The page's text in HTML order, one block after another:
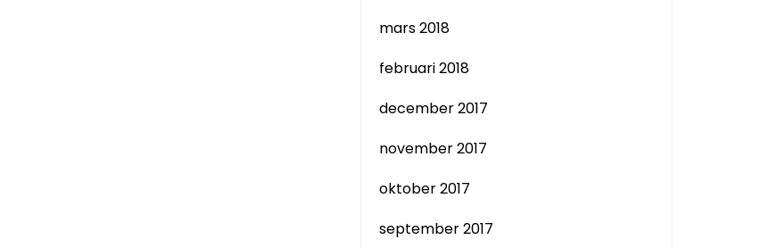
mars 2018
februari 2018
december 2017
november 2017
oktober 2017
september 2017